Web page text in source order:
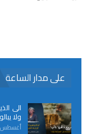
على مدار الساعة
الى
ولا
أغسطس 6, 2026